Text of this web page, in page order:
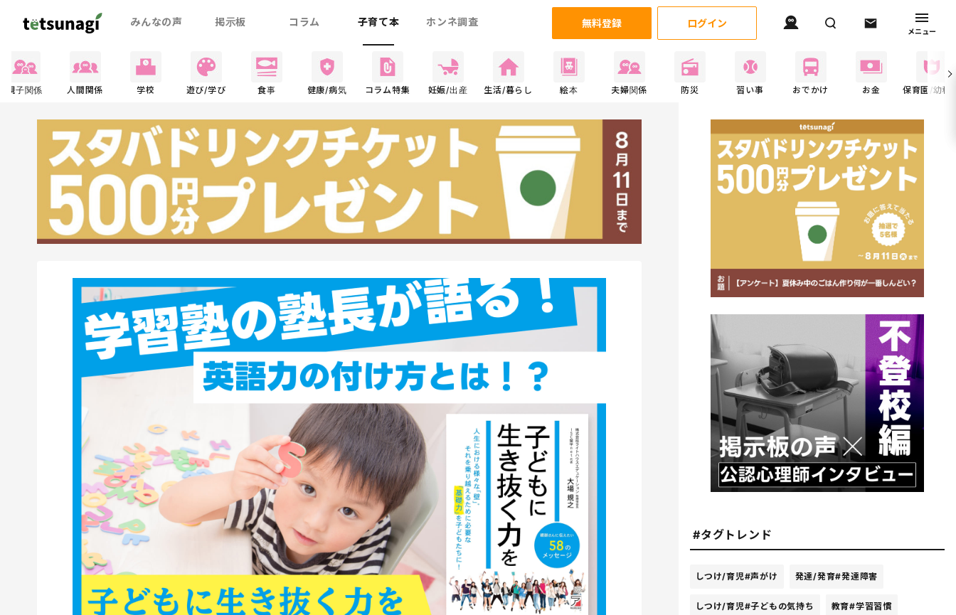
みんなの声 掲示板 コラム 子育て本 ホンネ調査 無料登録 ログイン
メニュー
親子関係 人間関係 学校 遊び/学び 食事 健康/病気 コラム特集 妊娠/出産 生活/暮らし 絵本 夫婦関係 防災 習い事 おでかけ お金 保育園/幼稚
#タグトレンド
しつけ/育児#声がけ 発達/発育#発達障害
しつけ/育児#子どもの気持ち 教育#学習習慣